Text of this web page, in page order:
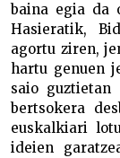
baina egia da
Hasieratik,
agortu ziren,
hartu genuen
saio
bertsokera
euskalkiari
ideien